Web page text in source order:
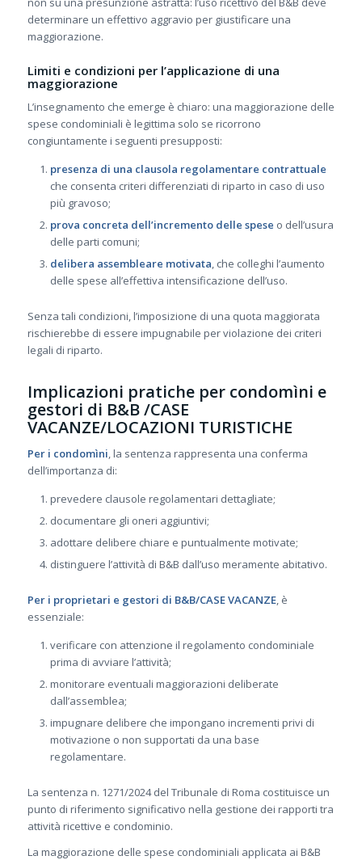
determinare un effettivo aggravio per giustificare una
maggiorazione.
Limiti e condizioni per l’applicazione di una
maggiorazione
L’insegnamento che emerge è chiaro: una maggiorazione delle
spese condominiali è legittima solo se ricorrono
congiuntamente i seguenti presupposti:
presenza di una clausola regolamentare contrattuale
che consenta criteri differenziati di riparto in caso di uso
più gravoso;
prova concreta dell’incremento delle spese o dell’usura
delle parti comuni;
delibera assembleare motivata, che colleghi l’aumento
delle spese all’effettiva intensificazione dell’uso.
Senza tali condizioni, l’imposizione di una quota maggiorata
rischierebbe di essere impugnabile per violazione dei criteri
legali di riparto.
Implicazioni pratiche per condomìni e
gestori di B&B /CASE
VACANZE/LOCAZIONI TURISTICHE
Per i condomìni, la sentenza rappresenta una conferma
dell’importanza di:
prevedere clausole regolamentari dettagliate;
documentare gli oneri aggiuntivi;
adottare delibere chiare e puntualmente motivate;
distinguere l’attività di B&B dall’uso meramente abitativo.
Per i proprietari e gestori di B&B/CASE VACANZE, è
essenziale:
verificare con attenzione il regolamento condominiale
prima di avviare l’attività;
monitorare eventuali maggiorazioni deliberate
dall’assemblea;
impugnare delibere che impongano incrementi privi di
motivazione o non supportati da una base
regolamentare.
La sentenza n. 1271/2024 del Tribunale di Roma costituisce un
punto di riferimento significativo nella gestione dei rapporti tra
attività ricettive e condominio.
La maggiorazione delle spese condominiali applicata ai B&B